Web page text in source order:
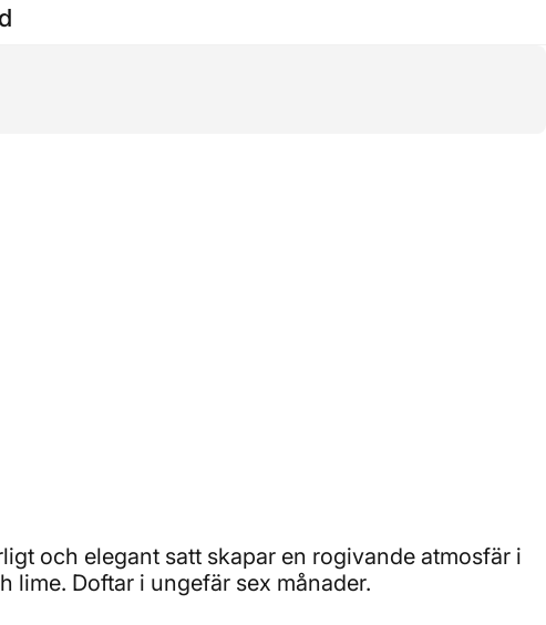
och elegant satt skapar en rogivande atmosfär i
lime. Doftar i ungefär sex månader.